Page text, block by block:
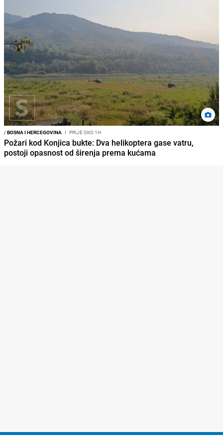
/BOSNA I HERCEGOVINA I PRIJE OKO 1H
Požari kod Konjica bukte: Dva helikoptera gase vatru,
postoji opasnost od širenja prema kućama